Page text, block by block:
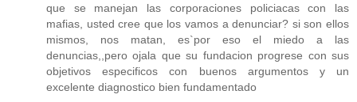
que se manejan las corporaciones policiacas con las
mafias, usted cree que los vamos a denunciar? si son ellos
mismos, nos matan, es`por eso el miedo a las
denuncias,,pero ojala que su fundacion progrese con sus
objetivos especificos con buenos argumentos y un
excelente diagnostico bien fundamentado